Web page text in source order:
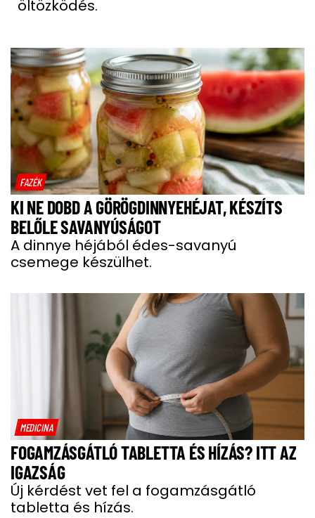
öltözködés.
FAZÉK
KI NE DOBD A GÖRÖGDINNYEHÉJAT, KÉSZÍTS
BELŐLE SAVANYÚSÁGOT
A dinnye héjából édes-savanyú
csemege készülhet.
MEDICINA
FOGAMZÁSGÁTLÓ TABLETTA ÉS HÍZÁS? ITT AZ
IGAZSÁG
Új kérdést vet fel a fogamzásgátló
tabletta és hízás.